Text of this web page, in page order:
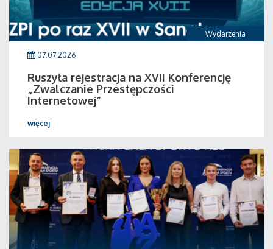
Wydarzenia
07.07.2026
Ruszyła rejestracja na XVII Konferencję
„Zwalczanie Przestępczości
Internetowej”
więcej